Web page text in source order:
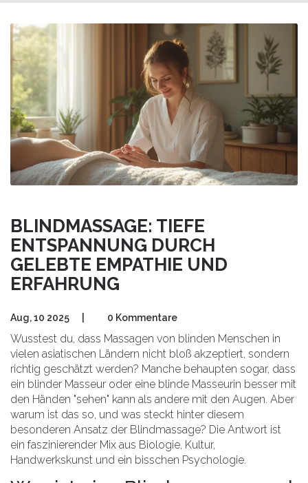
BLINDMASSAGE: TIEFE
ENTSPANNUNG DURCH
GELEBTE EMPATHIE UND
ERFAHRUNG
Aug, 10 2025 0 Kommentare
Wusstest du, dass Massagen von blinden Menschen in
vielen asiatischen Ländern nicht bloß akzeptiert, sondern
richtig geschätzt werden? Manche behaupten sogar, dass
ein blinder Masseur oder eine blinde Masseurin besser mit
den Händen "sehen" kann als andere mit den Augen. Aber
warum ist das so, und was steckt hinter diesem
besonderen Ansatz der Blindmassage? Die Antwort ist
ein faszinierender Mix aus Biologie, Kultur,
Handwerkskunst und ein bisschen Psychologie.